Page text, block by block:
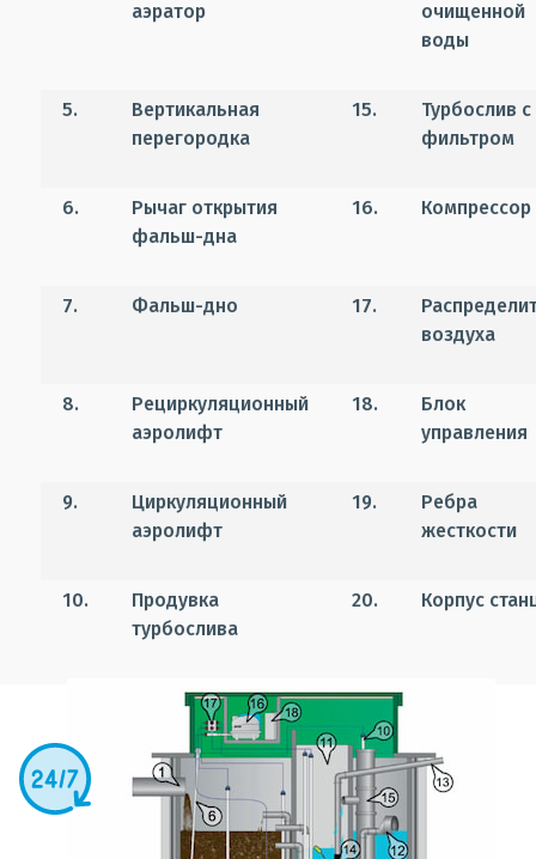
аэратор
очищенной
воды
5.
Вертикальная
перегородка
15.
Турбослив с
фильтром
6.
Рычаг открытия
фальш-дна
16. Компрессор
7. Фальш-дно 17.
воздуха
8.
Рециркуляционный
аэролифт
18.
Блок
управления
9.
Циркуляционный
аэролифт
19.
Ребра
жесткости
10.
Продувка
турбослива
20. Корпус